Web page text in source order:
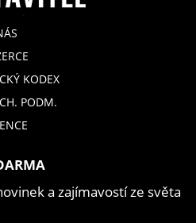
KODEX
PODM.
a zajímavostí ze světa